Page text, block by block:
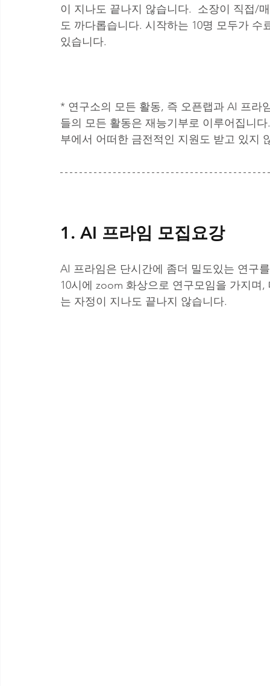
이 지나도 끝나지 않습니다.  소장이 직접/
도 까다롭습니다. 시작하는 10명 모두가
있습니다.
* 연구소의 모든 활동, 즉 오픈랩과 AI 프라
들의 모든 활동은 재능기부로 이루어집니
부에서 어떠한 금전적인 지원도 받고 있지
1. AI 프라임 모집요강
AI 프라임은 단시간에 좀더 밀도있는 연구
10시에 zoom 화상으로 연구모임을 가지
는 자정이 지나도 끝나지 않습니다.